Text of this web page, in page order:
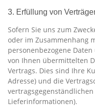
3. Erfüllung von
Sofern Sie uns zum
oder im Zusammenhang
personenbezogene
von Ihnen übermittelten
Vertrags. Dies sind Ihre
Adresse) und die
Lieferinformationen).